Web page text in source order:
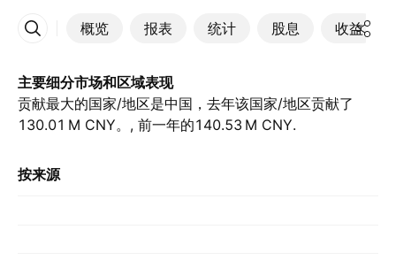
概览 报表 统计 股息 收益
更多
主要细分市场和区域表现
贡献最大的国家/地区是中国，去年该国家/地区贡献了‪
130.01 M‬ CNY。, 前一年的‪140.53 M‬ CNY.
按来源